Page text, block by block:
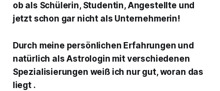
ob als Schülerin, Studentin, Angestellte und
jetzt schon gar nicht als Unternehmerin!
Durch meine persönlichen Erfahrungen und
natürlich alsAstrologin mit verschiedenen
Spezialisierungen weiß ich nur gut, woran das
liegt .